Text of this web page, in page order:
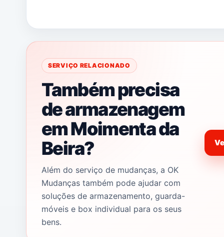
SERVIÇO RELACIONADO
Também precisa
de armazenagem
em Moimenta da
Beira?
Além do serviço de mudanças, a OK
Mudanças também pode ajudar com
soluções de armazenamento, guarda-
móveis e box individual para os seus
bens.